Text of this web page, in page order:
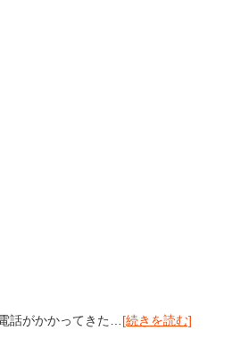
話がかかってきた… [続きを読む]